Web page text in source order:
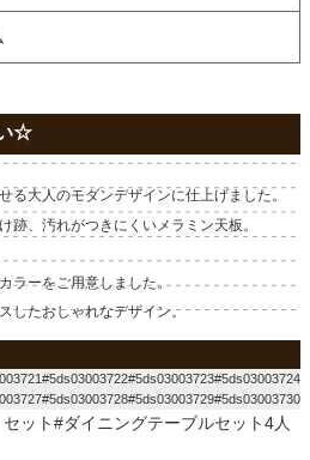
☆
る大人のモダンデザインに仕上げました。
跡、汚れがつきにくいメラミン天板。
ラーをご用意しました。
したおしゃれなデザイン。
ット#ダイニングテーブルセット4人